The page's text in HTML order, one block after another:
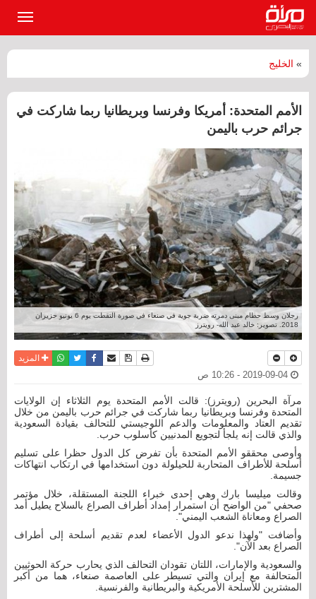
» الخليج
الأمم المتحدة: أمريكا وفرنسا وبريطانيا ربما شاركت في
جرائم حرب باليمن
رجلان وسط حطام مبنى دمرته ضربة جوية في صنعاء في صورة التقطت يوم 6 يونيو حزيران
2018. تصوير: خالد عبد الله- رويترز
نسخة للطباعة
حفظ الموضوع
أرسل الى صديق
فيسبوكتويترواتسابالمزيد
مرآة البحرين (رويترز): قالت الأمم المتحدة يوم الثلاثاء إن الولايات
المتحدة وفرنسا وبريطانيا ربما شاركت في جرائم حرب باليمن من خلال
تقديم العتاد والمعلومات والدعم اللوجيستي للتحالف بقيادة السعودية
والذي قالت إنه يلجأ لتجويع المدنيين كأسلوب حرب.
وأوصى محققو الأمم المتحدة بأن تفرض كل الدول حظرا على تسليم
أسلحة للأطراف المتحاربة للحيلولة دون استخدامها في ارتكاب انتهاكات
جسيمة.
وقالت ميليسا بارك وهي إحدى خبراء اللجنة المستقلة، خلال مؤتمر
صحفي "من الواضح أن استمرار إمداد أطراف الصراع بالسلاح يطيل أمد
الصراع ومعاناة الشعب اليمني".
وأضافت "ولهذا ندعو الدول الأعضاء لعدم تقديم أسلحة إلى أطراف
الصراع بعد الآن".
والسعودية والإمارات، اللتان تقودان التحالف الذي يحارب حركة الحوثيين
المتحالفة مع إيران والتي تسيطر على العاصمة صنعاء، هما من أكبر
المشترين للأسلحة الأمريكية والبريطانية والفرنسية.